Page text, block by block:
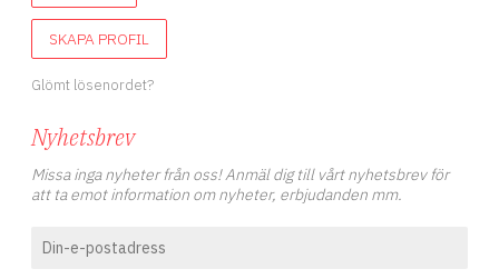
SKAPA PROFIL
Glömt lösenordet?
Nyhetsbrev
Missa inga nyheter från oss! Anmäl dig till vårt nyhetsbrev för
att ta emot information om nyheter, erbjudanden mm.